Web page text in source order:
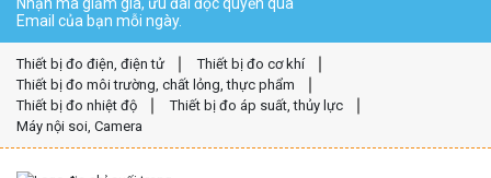
Email của bạn mỗi ngày.
Thiết bị đo điện, điện tử
Thiết bị đo cơ khí
Thiết bị đo môi trường, chất lỏng, thực phẩm
Thiết bị đo nhiệt độ
Thiết bị đo áp suất, thủy lực
Máy nội soi, Camera